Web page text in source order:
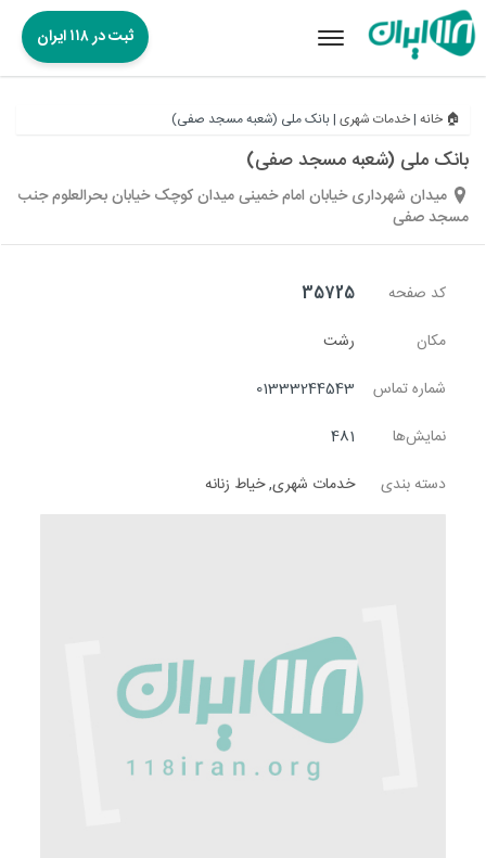
Toggle
ثبت در ۱۱۸ ایران
🏠 خانه |خدمات شهری |بانک ملی (شعبه مسجد صفی)
بانک ملی (شعبه مسجد صفی)
میدان شهرداری خیابان امام خمینی میدان کوچک خیابان بحرالعلوم جنب
مسجد صفی
کد صفحه
35725
مکان
رشت
شماره تماس
01333244543
نمایش‌ها
481
دسته بندی
خدمات شهری,خیاط زنانه